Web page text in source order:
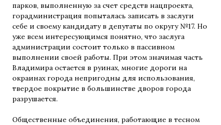
парков, выполненную за счет средств нацпроекта,
горадминистрация попыталась записать в заслуги
себе и своему кандидату в депутаты по округу №17. Но
уже всем интересующимся понятно, что заслуга
администрации состоит только в пассивном
выполнении своей работы. При этом значимая часть
Владимира остается в руинах, многие дороги на
окраинах города непригодны для использования,
твердое покрытие в большинстве дворов города
разрушается.
Общественные объединения, работающие в тесном